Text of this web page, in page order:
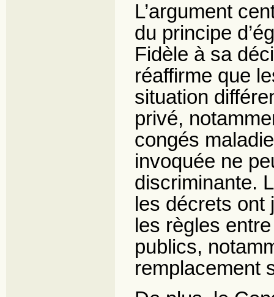
L’argument
du principe
Fidèle à sa
réaffirme que
situation
privé,
congés
invoquée ne
discriminante.
les décrets ont
les règles
publics,
remplacement